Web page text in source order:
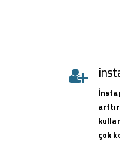
çok